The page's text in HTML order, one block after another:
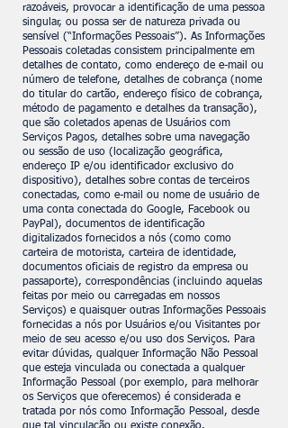
razoáveis, provocar a identificação de uma pessoa
singular, ou possa ser de natureza privada ou
sensível (“Informações Pessoais”). As Informações
Pessoais coletadas consistem principalmente em
detalhes de contato, como endereço de e-mail ou
número de telefone, detalhes de cobrança (nome
do titular do cartão, endereço físico de cobrança,
método de pagamento e detalhes da transação),
que são coletados apenas de Usuários com
Serviços Pagos, detalhes sobre uma navegação
ou sessão de uso (localização geográfica,
endereço IP e/ou identificador exclusivo do
dispositivo), detalhes sobre contas de terceiros
conectadas, como e-mail ou nome de usuário de
uma conta conectada do Google, Facebook ou
PayPal), documentos de identificação
digitalizados fornecidos a nós (como como
carteira de motorista, carteira de identidade,
documentos oficiais de registro da empresa ou
passaporte), correspondências (incluindo aquelas
feitas por meio ou carregadas em nossos
Serviços) e quaisquer outras Informações Pessoais
fornecidas a nós por Usuários e/ou Visitantes por
meio de seu acesso e/ou uso dos Serviços. Para
evitar dúvidas, qualquer Informação Não Pessoal
que esteja vinculada ou conectada a qualquer
Informação Pessoal (por exemplo, para melhorar
os Serviços que oferecemos) é considerada e
tratada por nós como Informação Pessoal, desde